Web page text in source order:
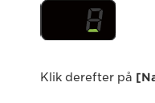
Klik derefter på